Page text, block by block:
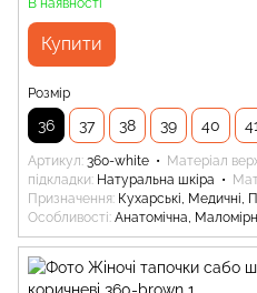
В наявності
Купити
Розмір
36 37 38 39 40 41
Артикул 360-white Матеріал
підкладки Натуральна шкіра
Призначення Кухарські, Медичні,
Особливості Анатомічна,